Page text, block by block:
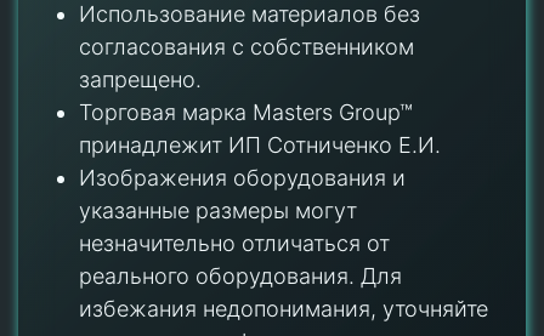
Использование материалов без
согласования с собственником
запрещено.
Торговая марка Masters Group™
принадлежит ИП Сотниченко Е.И.
Изображения оборудования и
указанные размеры могут
незначительно отличаться от
реального оборудования. Для
избежания недопонимания, уточняйте